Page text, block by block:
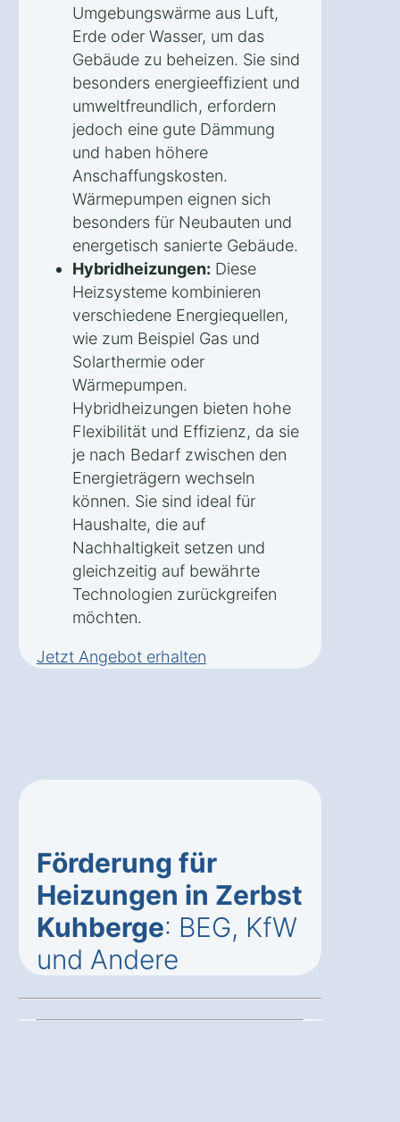
Umgebungswärme aus Luft,
Erde oder Wasser, um das
Gebäude zu beheizen. Sie sind
besonders energieeffizient und
umweltfreundlich, erfordern
jedoch eine gute Dämmung
und haben höhere
Anschaffungskosten.
Wärmepumpen eignen sich
besonders für Neubauten und
energetisch sanierte Gebäude.
Hybridheizungen: Diese
Heizsysteme kombinieren
verschiedene Energiequellen,
wie zum Beispiel Gas und
Solarthermie oder
Wärmepumpen.
Hybridheizungen bieten hohe
Flexibilität und Effizienz, da sie
je nach Bedarf zwischen den
Energieträgern wechseln
können. Sie sind ideal für
Haushalte, die auf
Nachhaltigkeit setzen und
gleichzeitig auf bewährte
Technologien zurückgreifen
möchten.
Jetzt Angebot erhalten
Förderung für
Heizungen in Zerbst
Kuhberge: BEG, KfW
und Andere